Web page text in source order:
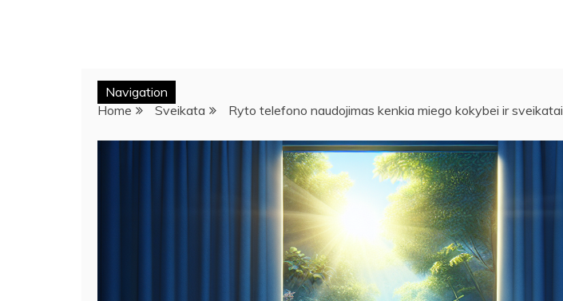
Navigation
Home
Sveikata Ryto telefono naudojimas kenkia miego kokybei ir sveikatai